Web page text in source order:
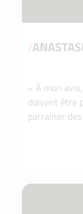
/
« À mon
doivent être
parrainer
valorisent